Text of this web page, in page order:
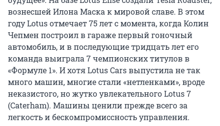
вознесшей Илона Маска к мировой славе. В этом
году Lotus отмечает 75 лет с момента, когда Колин
Чепмен построил в гараже первый гоночный
автомобиль, и в последующие тридцать лет его
команда выиграла 7 чемпионских титулов в
«Формуле 1». И хотя Lotus Cars выпустила не так
много машин, многие стали «нетленками», вроде
неказистого, но жутко увлекательного Lotus 7
(Caterham). Машины ценили прежде всего за
легкость и бескомпромиссность управления.